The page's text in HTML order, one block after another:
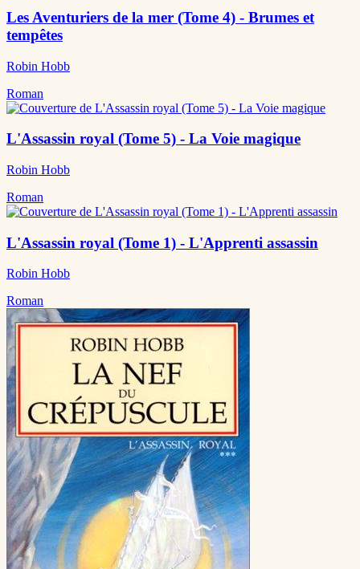
Les Aventuriers de la mer (Tome 4) - Brumes et
tempêtes
Robin Hobb
Roman
L'Assassin royal (Tome 5) - La Voie magique
Robin Hobb
Roman
L'Assassin royal (Tome 1) - L'Apprenti assassin
Robin Hobb
Roman